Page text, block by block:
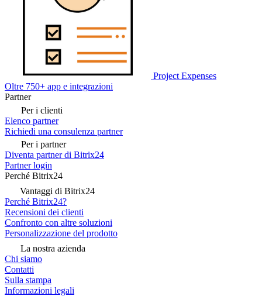
Project Expenses
Oltre 750+ app e integrazioni
Partner
Per i clienti
Elenco partner
Richiedi una consulenza partner
Per i partner
Diventa partner di Bitrix24
Partner login
Perché Bitrix24
Vantaggi di Bitrix24
Perché Bitrix24?
Recensioni dei clienti
Confronto con altre soluzioni
Personalizzazione del prodotto
La nostra azienda
Chi siamo
Contatti
Sulla stampa
Informazioni legali